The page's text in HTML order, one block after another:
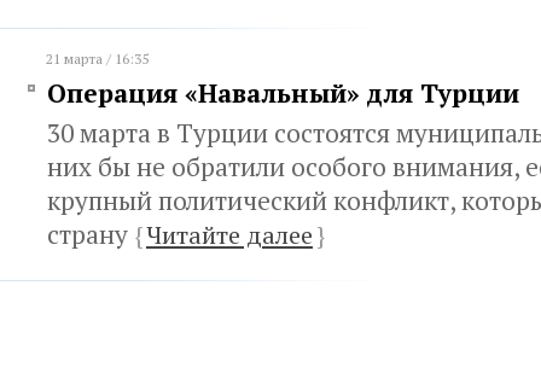
21 марта / 16:35
Операция «Навальный» для Турции
30 марта в Турции состоятся
них бы не обратили особого внимания,
крупный политический конфликт,
страну {Читайте далее}